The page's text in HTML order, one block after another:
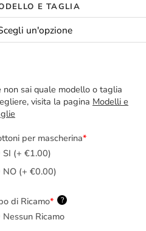
E TAGLIA
non sai quale modello o taglia
visita la pagina Modelli e
per mascherina*
SI (+ €1.00)
NO (+ €0.00)
di Ricamo* ?
Nessun Ricamo